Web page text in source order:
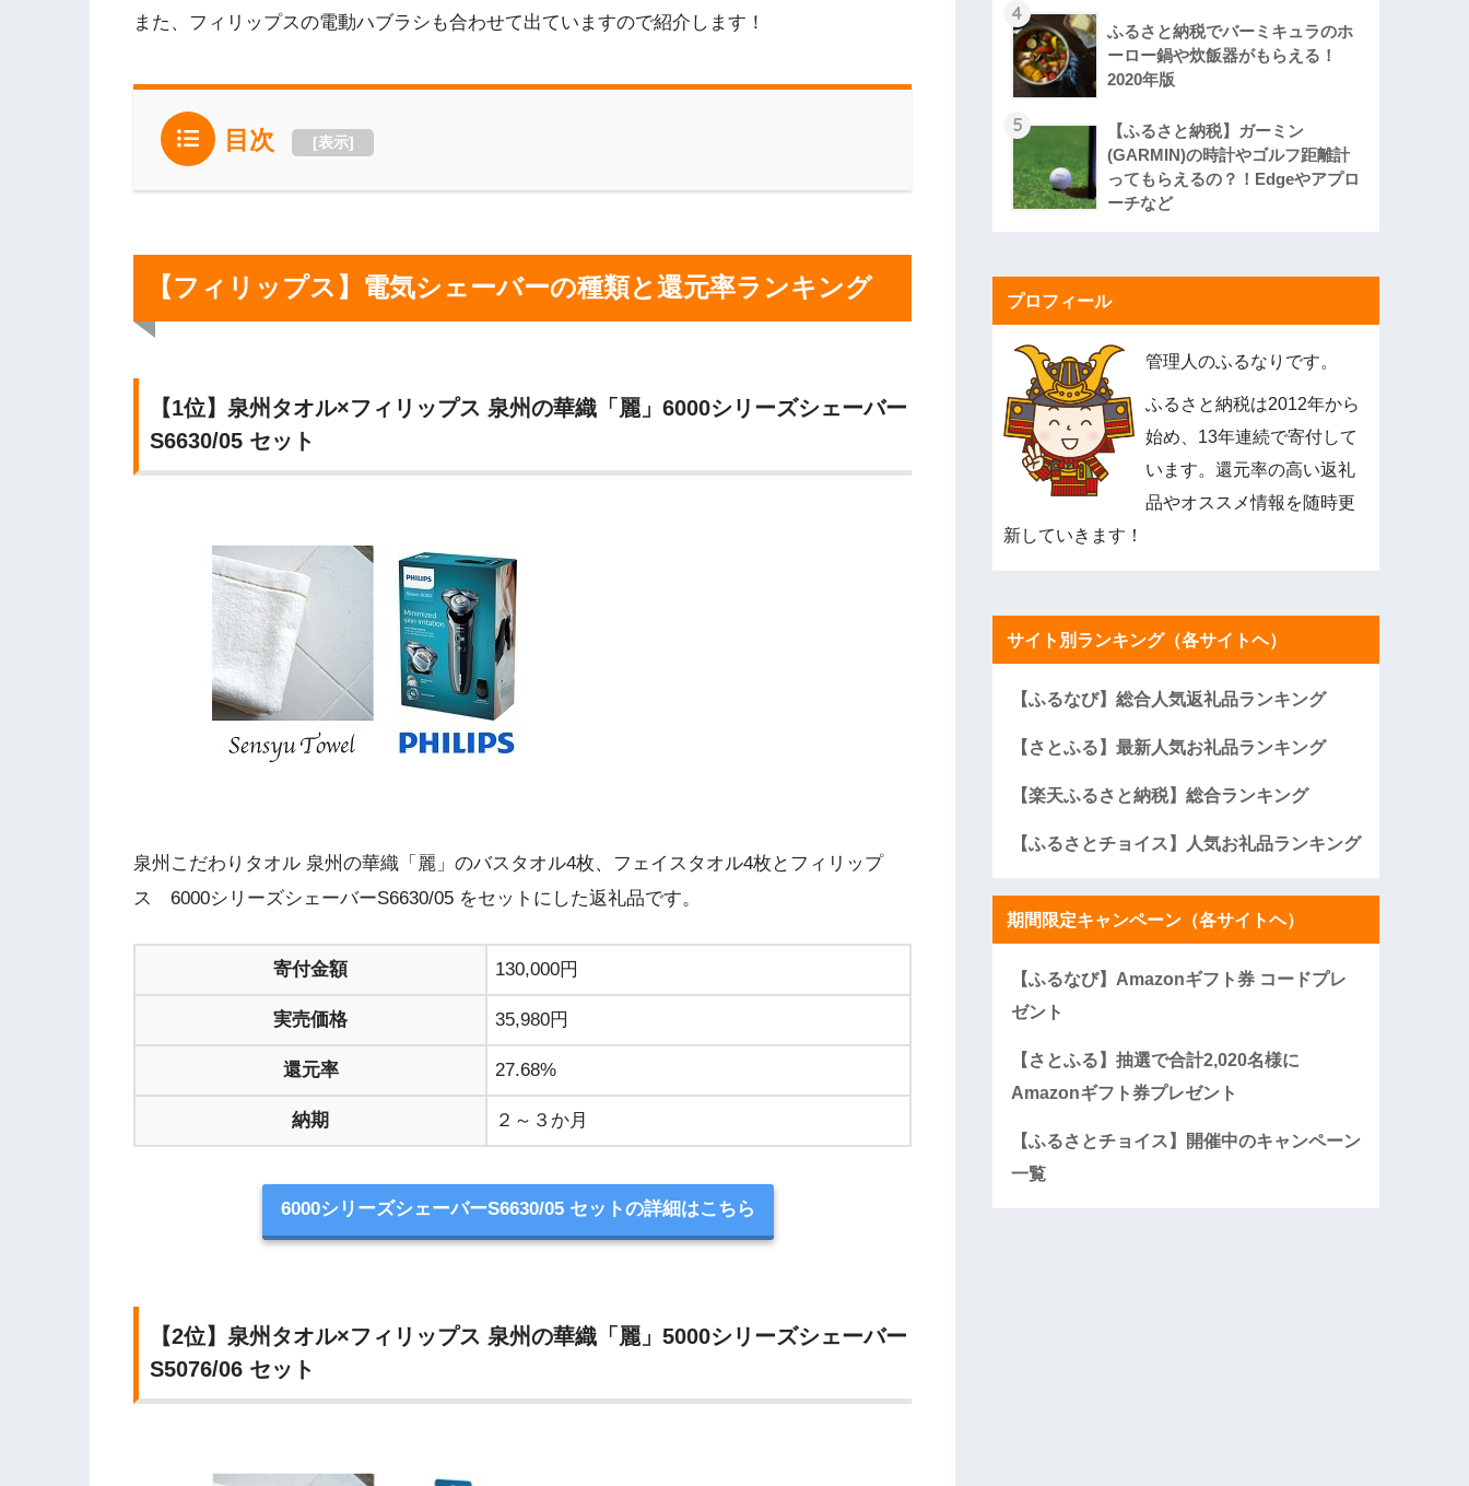
また、フィリップスの電動ハブラシも合わせて出ていますので紹介します！
目次 [表示]
【フィリップス】電気シェーバーの種類と還元率ランキング
【1位】泉州タオル×フィリップス 泉州の華織「麗」6000シリーズシェーバー
S6630/05 セット
泉州こだわりタオル 泉州の華織「麗」のバスタオル4枚、フェイスタオル4枚とフィリップ
ス 6000シリーズシェーバーS6630/05 をセットにした返礼品です。
寄付金額 130,000円
実売価格 35,980円
還元率 27.68%
納期 ２～３か月
6000シリーズシェーバーS6630/05 セットの詳細はこちら
【2位】泉州タオル×フィリップス 泉州の華織「麗」5000シリーズシェーバー
S5076/06 セット
4
ふるさと納税でバーミキュラのホ
ーロー鍋や炊飯器がもらえる！
2020年版
5
【ふるさと納税】ガーミン
(GARMIN)の時計やゴルフ距離計
ってもらえるの？！Edgeやアプロ
ーチなど
プロフィール
管理人のふるなりです。
ふるさと納税は2012年から
始め、13年連続で寄付して
います。還元率の高い返礼
品やオススメ情報を随時更
新していきます！
サイト別ランキング（各サイトヘ）
【ふるなび】総合人気返礼品ランキング
【さとふる】最新人気お礼品ランキング
【楽天ふるさと納税】総合ランキング
【ふるさとチョイス】人気お礼品ランキング
期間限定キャンペーン（各サイトヘ）
【ふるなび】Amazonギフト券 コードプレ
ゼント
【さとふる】抽選で合計2,020名様に
Amazonギフト券プレゼント
【ふるさとチョイス】開催中のキャンペーン
一覧